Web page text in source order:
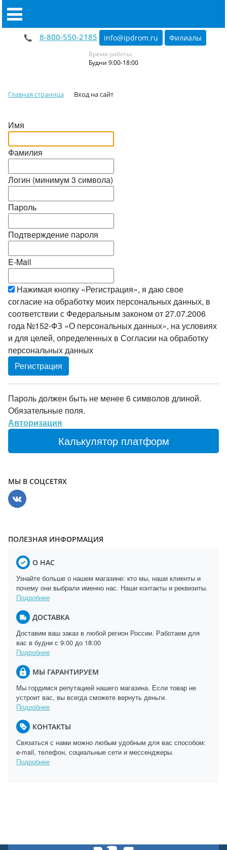
8-800-550-2185 info@ipdrom.ru Филиалы
Время работы:
Будни 9:00-18:00
Главная страница Вход на сайт
Имя
Фамилия
Логин (минимум 3 символа)
Пароль
Подтверждение пароля
E-Mail
Нажимая кнопку «Регистрация», я даю свое
согласие на обработку моих персональных данных, в
соответствии с Федеральным законом от 27.07.2006
года №152-ФЗ «О персональных данных», на условиях
и для целей, определенных в Согласии на обработку
персональных данных
Пароль должен быть не менее 6 символов длиной.
Обязательные поля.
Авторизация
Калькулятор платформ
МЫ В СОЦСЕТЯХ
ПОЛЕЗНАЯ ИНФОРМАЦИЯ
О НАС
Узнайте больше о нашем магазине: кто мы, наши клиенты и
почему они выбрали именно нас. Наши контакты и реквизиты.
Подробнее
ДОСТАВКА
Доставим ваш заказ в любой регион России. Работаем для
вас в будни с 9:00 до 18:00
Подробнее
МЫ ГАРАНТИРУЕМ
Мы гордимся репутацией нашего магазина. Если товар не
устроит вас, вы всегда сможете вернуть деньги.
Подробнее
КОНТАКТЫ
Связаться с нами можно любым удобным для вас способом:
e-mail, телефон, социальные сети и мессенджеры.
Подробнее